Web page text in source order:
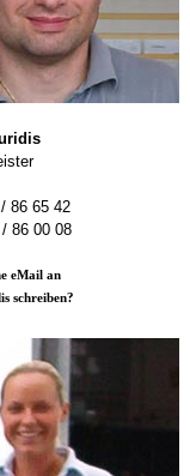
86 65 42
86 00 08
eMail an
schreiben?